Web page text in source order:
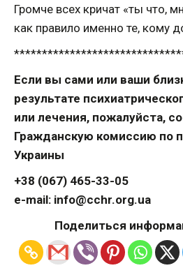
Громче всех кричат «ты что,
как правило именно те, кому
Если вы сами или ваши
результате
или лечения, пожалуйста,
Гражданскую комиссию по
Украины
+38 (067) 465-33-05
е-mail: info@cchr.org.ua
Поделиться